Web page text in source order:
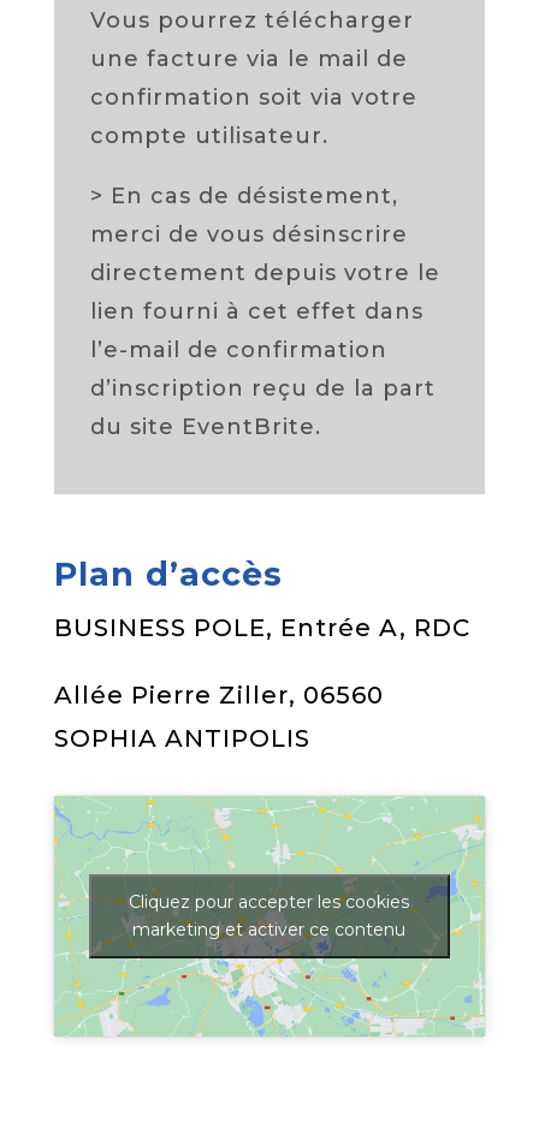
Vous pourrez télécharger
une facture via le mail de
confirmation soit via votre
compte utilisateur.
> En cas de désistement,
merci de vous désinscrire
directement depuis votre le
lien fourni à cet effet dans
l’e-mail de confirmation
d’inscription reçu de la part
du site EventBrite.
Plan d’accès
BUSINESS POLE, Entrée A, RDC
Allée Pierre Ziller, 06560
SOPHIA ANTIPOLIS
Cliquez pour accepter les cookies
marketing et activer ce contenu